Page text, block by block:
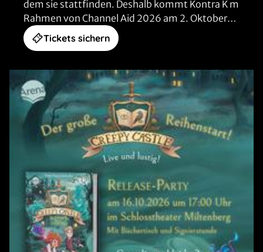
dem sie stattfinden. Deshalb kommt Kontra K m
Rahmen von Channel Aid 2026 am 2. Oktober
ins Kino.Tickets sichern